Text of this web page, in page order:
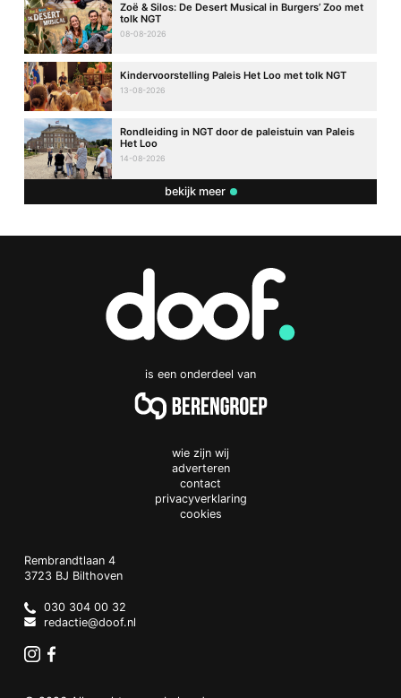
Zoë & Silos: De Desert Musical in Burgers’ Zoo met
tolk NGT
08-08-2026
Kindervoorstelling Paleis Het Loo met tolk NGT
13-08-2026
Rondleiding in NGT door de paleistuin van Paleis
Het Loo
14-08-2026
bekijk meer
is een onderdeel van
wie zijn wij
adverteren
contact
privacyverklaring
cookies
Doof.nl
work
Rembrandtlaan 4
3723 BJ Bilthoven
Netherlands
030 304 00 32
redactie@doof.nl